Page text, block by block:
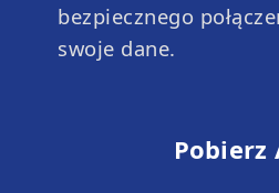
bezpiecznego
swoje dane.
Pobierz